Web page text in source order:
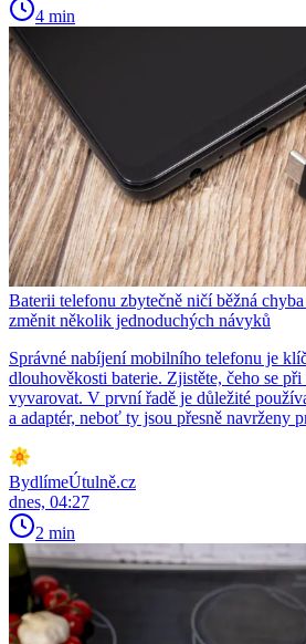
4 min
Baterii telefonu zbytečně ničí běžná
změnit několik jednoduchých návyků
Správné nabíjení mobilního telefonu je
dlouhověkosti baterie. Zjistěte, čeho se
vyvarovat. V první řadě je důležité
a adaptér, neboť ty jsou přesně navrženy
BydlímeÚtulně.cz
dnes, 04:27
2 min